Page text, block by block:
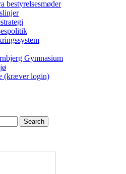
bestyrelsesmøder
Gymnasium
(kræver login)